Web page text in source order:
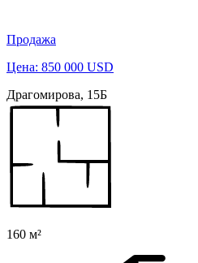
Продажа
Цена: 850 000 USD
Драгомирова, 15Б
160 м²